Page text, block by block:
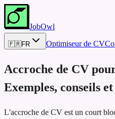
JobOwl
🇫🇷FR Optimiseur de CV
Accroche de CV
Exemples, conseils
L'accroche de CV est un court